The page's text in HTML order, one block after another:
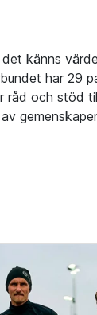
känns
har 29
råd och stöd